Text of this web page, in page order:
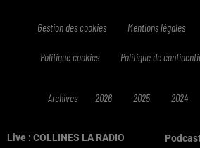
Live : COLLINES LA RADIO
Gestion des cookies Mentions légales
Politique cookies Politique de
Archives 2026 2025 2024